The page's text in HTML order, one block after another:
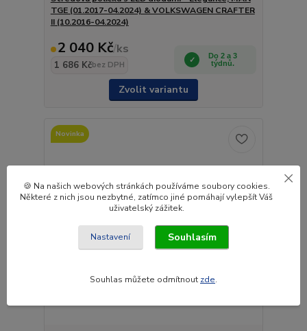
TGE (01.2017-04.2024) & VOLKSWAGEN CRAFTER
II (10.2016-04.2024)
2 040 Kč/ks
1 686 Kčbez DPH
Do 2 a 3
týdnů.
Zvolit variantu
Novinka
🍪 Na našich webových stránkách používáme soubory cookies.
Některé z nich jsou nezbytné, zatímco jiné pomáhají vylepšít Váš
uživatelský zážitek.
Nastavení Souhlasím
Souhlas můžete odmítnout zde.